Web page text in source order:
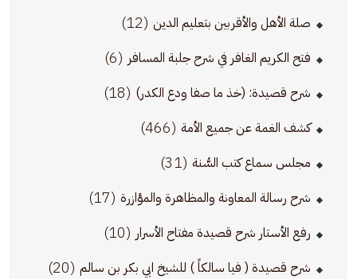
صلة الأهل والأقربين بتعليم الدين (12)
فتح الكريم الغافر في شرح جلبة المسافر (6)
شرح قصيدة: (خذ ما صفا ودع الكدر) (18)
كشف الغمة عن جميع الأمة (466)
مجلس سماع كتب السُّنة (31)
شرح رسالة المعاونة والمظاهرة والمؤازرة (17)
رفع الأستار شرح قصيدة مفتاح الأسرار (10)
شرح قصيدة ( فيا سالكاً ) للشيخ ابي بكر بن سالم (20)